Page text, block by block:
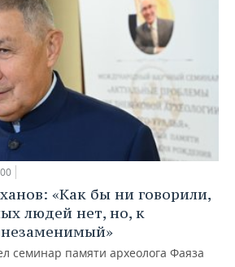
«Как бы ни говорили,
людей нет, но, к
семинар памяти археолога Фаяза